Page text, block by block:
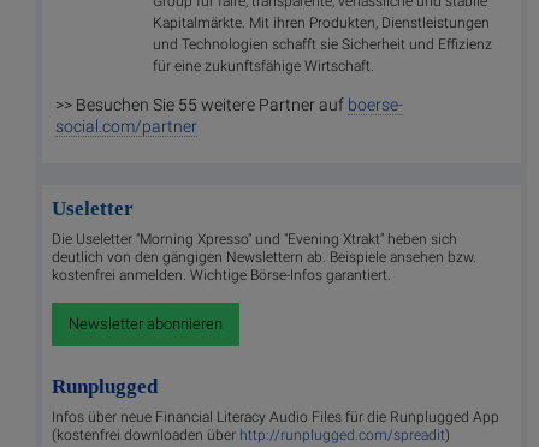
Kapitalmärkte. Mit ihren Produkten, Dienstleistungen
und Technologien schafft sie Sicherheit und Effizienz
für eine zukunftsfähige Wirtschaft.
>> Besuchen Sie 55 weitere Partner auf boerse-
social.com/partner
Useletter
Die Useletter "Morning Xpresso" und "Evening Xtrakt" heben sich
deutlich von den gängigen Newslettern ab. Beispiele ansehen bzw.
kostenfrei anmelden. Wichtige Börse-Infos garantiert.
Newsletter abonnieren
Runplugged
Infos über neue Financial Literacy Audio Files für die Runplugged App
(kostenfrei downloaden über http://runplugged.com/spreadit)